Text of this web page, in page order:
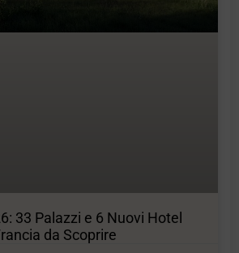
33 Palazzi e 6 Nuovi Hotel
da Scoprire